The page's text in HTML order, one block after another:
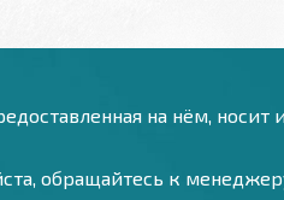
на нём, носит
обращайтесь к